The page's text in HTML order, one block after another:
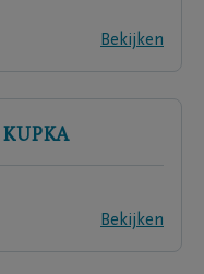
Bekijken
KUPKA
Bekijken